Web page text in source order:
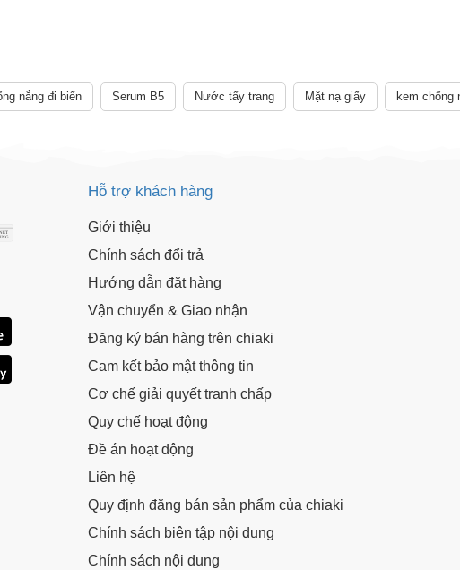
nắng đi biển Serum B5 Nước tẩy trang Mặt nạ giấy kem chống
Hỗ trợ khách hàng
Giới thiệu
Chính sách đổi trả
Hướng dẫn đặt hàng
Vận chuyển & Giao nhận
Đăng ký bán hàng trên chiaki
Cam kết bảo mật thông tin
Cơ chế giải quyết tranh chấp
Quy chế hoạt động
Đề án hoạt động
Liên hệ
Quy định đăng bán sản phẩm của chiaki
Chính sách biên tập nội dung
Chính sách nội dung